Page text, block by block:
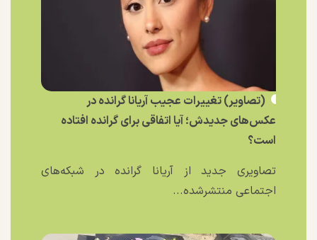
(تصاویر) تغییرات عجیب آریانا گرانده در
عکس‌های جدیدش؛ آیا اتفاقی برای گرانده افتاده
است؟
تصاویری جدید از آریانا گرانده در شبکه‌های
اجتماعی منتشرشده...